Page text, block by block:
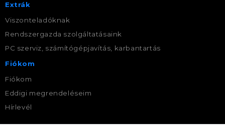
Extrák
Viszonteladóknak
Rendszergazda szolgáltatásaink
PC szerviz, számítógépjavítás, karbantartás
Fiókom
Fiókom
Eddigi megrendeléseim
Hírlevél